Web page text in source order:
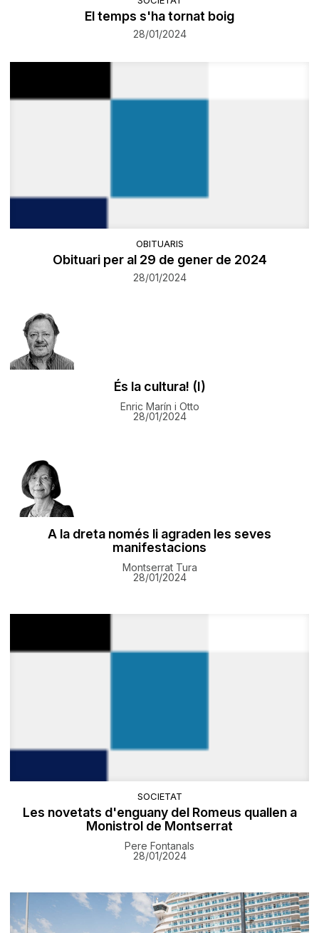
El temps s'ha tornat boig
28/01/2024
OBITUARIS
Obituari per al 29 de gener de 2024
28/01/2024
És la cultura! (I)
Enric Marín i Otto
28/01/2024
A la dreta només li agraden les seves
manifestacions
Montserrat Tura
28/01/2024
SOCIETAT
Les novetats d'enguany del Romeus quallen a
Monistrol de Montserrat
Pere Fontanals
28/01/2024